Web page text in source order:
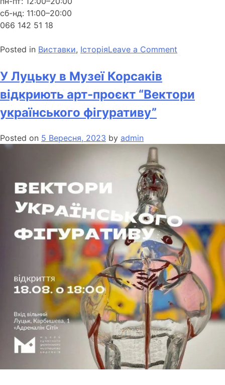
сб-нд: 11:00–20:00
066 142 51 18
Posted in Виставки, ІсторіяLeave a Comment
У Луцьку в Музеї Корсаків
відкриють арт-проєкт “Вектори
українського фігуративу”
Posted on 5 Вересня, 2023 by admin